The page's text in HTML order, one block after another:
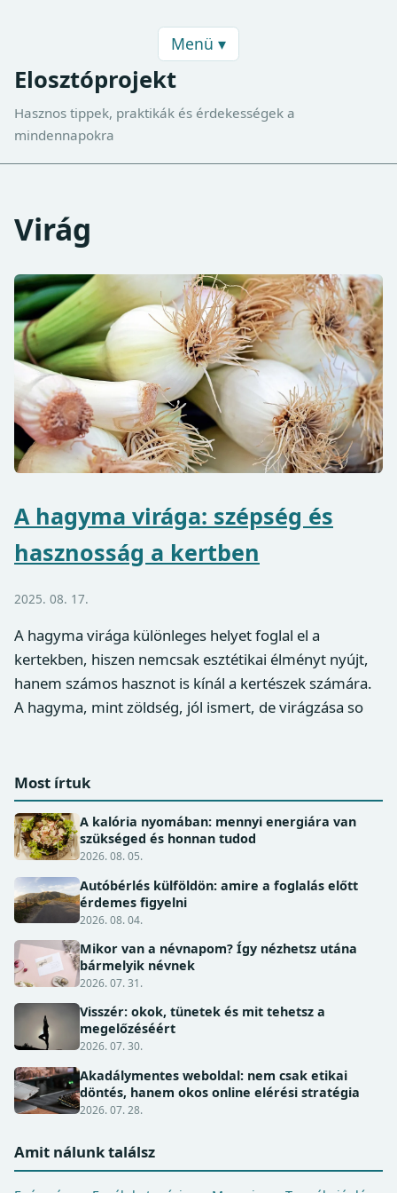
Menü ▾
Elosztóprojekt
Hasznos tippek, praktikák és érdekességek a
mindennapokra
Virág
A hagyma virága: szépség és
hasznosság a kertben
2025. 08. 17.
A hagyma virága különleges helyet foglal el a
kertekben, hiszen nemcsak esztétikai élményt nyújt,
hanem számos hasznot is kínál a kertészek számára.
A hagyma, mint zöldség, jól ismert, de virágzása so
Most írtuk
A kalória nyomában: mennyi energiára van
szükséged és honnan tudod
2026. 08. 05.
Autóbérlés külföldön: amire a foglalás előtt
érdemes figyelni
2026. 08. 04.
Mikor van a névnapom? Így nézhetsz utána
bármelyik névnek
2026. 07. 31.
Visszér: okok, tünetek és mit tehetsz a
megelőzéséért
2026. 07. 30.
Akadálymentes weboldal: nem csak etikai
döntés, hanem okos online elérési stratégia
2026. 07. 28.
Amit nálunk találsz